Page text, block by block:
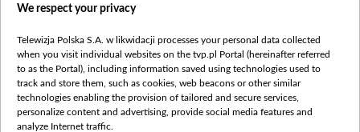
Бяспека
Youtube
Белсат news
Белсат Shorts
We respect your privacy
Telewizja Polska S.A. w likwidacji processes your personal data collected
when you visit individual websites on the tvp.pl Portal (hereinafter referred
to as the Portal), including information saved using technologies used to
track and store them, such as cookies, web beacons or other similar
technologies enabling the provision of tailored and secure services,
personalize content and advertising, provide social media features and
analyze Internet traffic.